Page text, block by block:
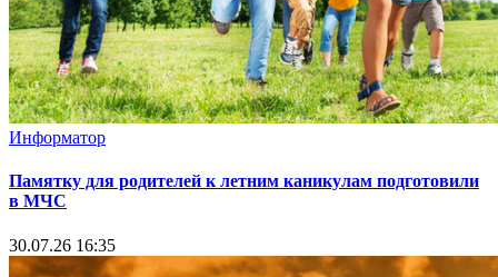
Информатор
Памятку для родителей к летним каникулам подготовили
в МЧС
30.07.26 16:35